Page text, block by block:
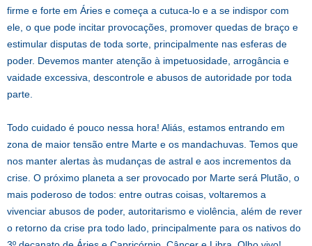
firme e forte em Áries e começa a cutuca-lo e a se indispor com
ele, o que pode incitar provocações, promover quedas de braço e
estimular disputas de toda sorte, principalmente nas esferas de
poder. Devemos manter atenção à impetuosidade, arrogância e
vaidade excessiva, descontrole e abusos de autoridade por toda
parte.
Todo cuidado é pouco nessa hora! Aliás, estamos entrando em
zona de maior tensão entre Marte e os mandachuvas. Temos que
nos manter alertas às mudanças de astral e aos incrementos da
crise. O próximo planeta a ser provocado por Marte será Plutão, o
mais poderoso de todos: entre outras coisas, voltaremos a
vivenciar abusos de poder, autoritarismo e violência, além de rever
o retorno da crise pra todo lado, principalmente para os nativos do